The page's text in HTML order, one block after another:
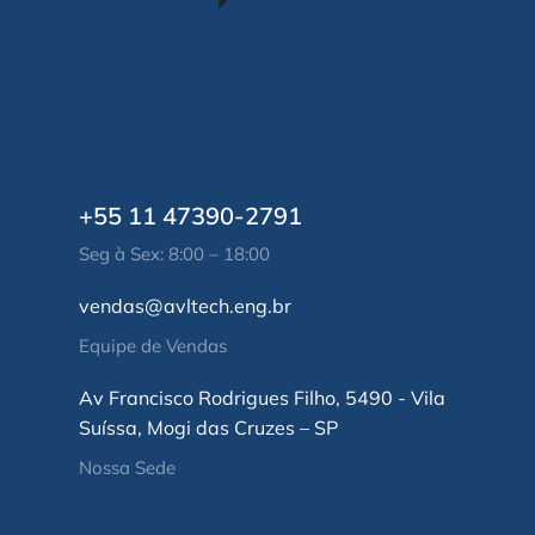
+55 11 47390-2791
Seg à Sex: 8:00 – 18:00
vendas@avltech.eng.br
Equipe de Vendas
Av Francisco Rodrigues Filho, 5490 - Vila
Suíssa, Mogi das Cruzes – SP
Nossa Sede